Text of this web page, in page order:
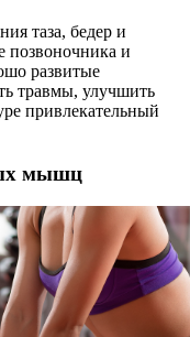
таза, бедер и
позвоночника и
развитые
травмы, улучшить
привлекательный
мышц